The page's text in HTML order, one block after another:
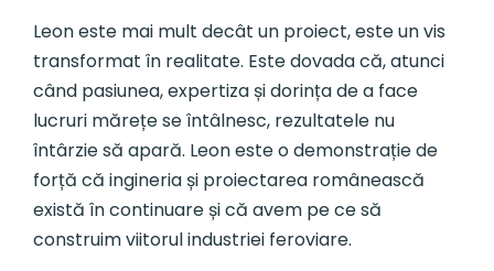
Leon este mai mult decât un proiect, este un vis
transformat în realitate. Este dovada că, atunci
când pasiunea, expertiza și dorința de a face
lucruri mărețe se întâlnesc, rezultatele nu
întârzie să apară. Leon este o demonstrație de
forță că ingineria și proiectarea românească
există în continuare și că avem pe ce să
construim viitorul industriei feroviare.